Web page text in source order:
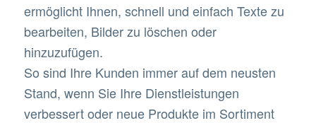
ermöglicht Ihnen, schnell und einfach Texte zu
bearbeiten, Bilder zu löschen oder
hinzuzufügen.
So sind Ihre Kunden immer auf dem neusten
Stand, wenn Sie Ihre Dienstleistungen
verbessert oder neue Produkte im Sortiment